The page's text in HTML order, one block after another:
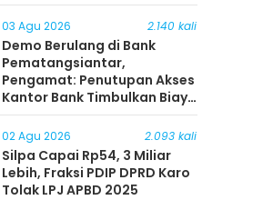
Ditangkap
03 Agu 2026 2.140 kali
Demo Berulang di Bank
Pematangsiantar,
Pengamat: Penutupan Akses
Kantor Bank Timbulkan Biaya
Ekonomi bagi Masyarakat
02 Agu 2026 2.093 kali
Silpa Capai Rp54, 3 Miliar
Lebih, Fraksi PDIP DPRD Karo
Tolak LPJ APBD 2025